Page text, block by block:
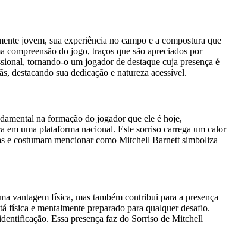
jovem, sua experiência no campo e a compostura que
do jogo, traços que são apreciados por
tornando-o um jogador de destaque cuja presença é
destacando sua dedicação e natureza acessível.
na formação do jogador que ele é hoje,
em uma plataforma nacional. Este sorriso carrega um calor
e costumam mencionar como Mitchell Barnett simboliza
vantagem física, mas também contribui para a presença
física e mentalmente preparado para qualquer desafio.
Essa presença faz do Sorriso de Mitchell